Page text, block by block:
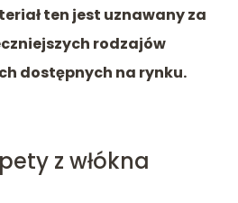
ten jest uznawany za
rodzajów
dostępnych na rynku.
z włókna